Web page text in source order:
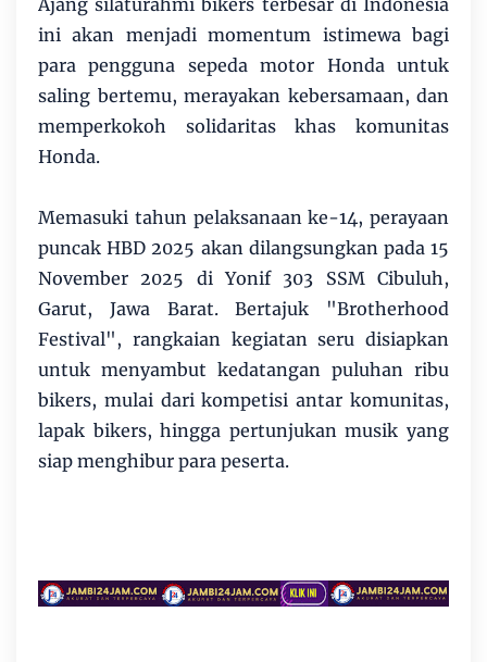
Ajang silaturahmi bikers terbesar di Indonesia
ini akan menjadi momentum istimewa bagi
para pengguna sepeda motor Honda untuk
saling bertemu, merayakan kebersamaan, dan
memperkokoh solidaritas khas komunitas
Honda.
Memasuki tahun pelaksanaan ke-14, perayaan
puncak HBD 2025 akan dilangsungkan pada 15
November 2025 di Yonif 303 SSM Cibuluh,
Garut, Jawa Barat. Bertajuk "Brotherhood
Festival", rangkaian kegiatan seru disiapkan
untuk menyambut kedatangan puluhan ribu
bikers, mulai dari kompetisi antar komunitas,
lapak bikers, hingga pertunjukan musik yang
siap menghibur para peserta.